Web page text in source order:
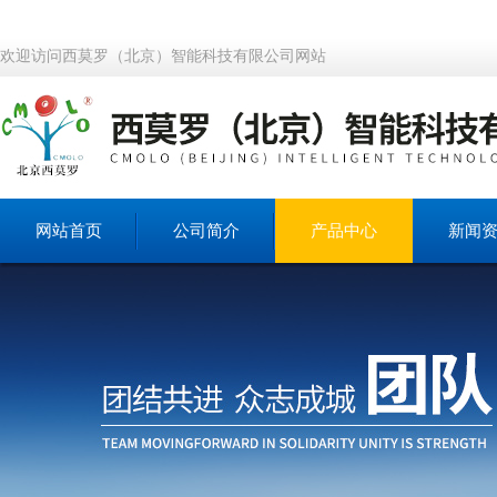
欢迎访问西莫罗（北京）智能科技有限公司网站
网站首页 公司简介 产品中心 新闻